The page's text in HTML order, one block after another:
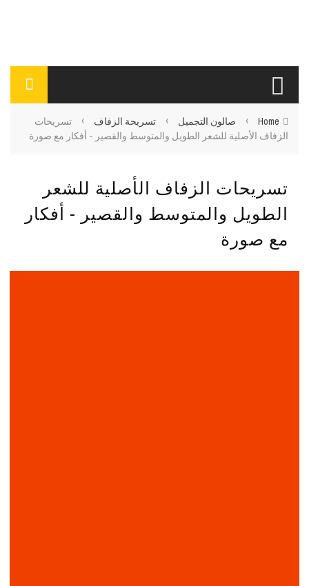
Home
› صالون التجميل › تسريحة الزفاف ›
تسريحات
الزفاف الأصلية للشعر الطويل والمتوسط ​​والقصير - أفكار مع صورة
تسريحات الزفاف الأصلية للشعر
الطويل والمتوسط ​​والقصير - أفكار
مع صورة